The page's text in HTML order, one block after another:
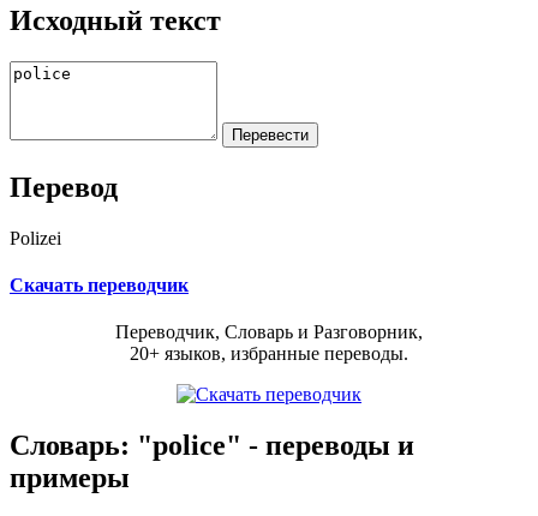
Исходный текст
Перевод
Polizei
Скачать переводчик
Переводчик, Словарь и Разговорник,
20+ языков, избранные переводы.
Словарь: "police" - переводы и
примеры